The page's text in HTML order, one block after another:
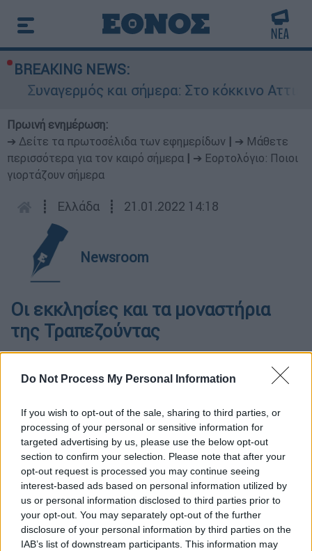
Do Not Process My Personal Information
If you wish to opt-out of the sale, sharing to third parties, or
processing of your personal or sensitive information for
targeted advertising by us, please use the below opt-out
section to confirm your selection. Please note that after your
opt-out request is processed you may continue seeing
interest-based ads based on personal information utilized by
us or personal information disclosed to third parties prior to
your opt-out. You may separately opt-out of the further
disclosure of your personal information by third parties on the
IAB’s list of downstream participants. This information may
BREAKING NEWS:
Συναγερμός και σήμερα: Στο κόκκινο
Πρωινή ενημέρωση:
➔ Δείτε τα πρωτοσέλιδα των εφημερίδων
➔ Μάθετε
περισσότερα για τον καιρό σήμερα
➔ Εορτολόγιο: Ποιοι
γιορτάζουν σήμερα
┋ Ελλάδα ┋ 21.01.2022 14:18
Newsroom
Οι εκκλησίες και τα μοναστήρια
της Τραπεζούντας
(Η Τραπεζούντα, όπως φαίνεται από το Μίθριον Όρος.
Διακρίνεται η Μονή Θεοσκεπάστου / φωτ.: Θωμαΐς Κιζιρίδου)